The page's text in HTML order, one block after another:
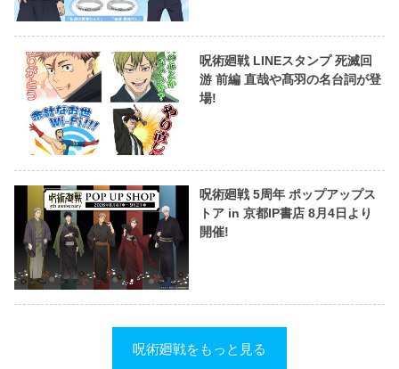
呪術廻戦 LINEスタンプ 死滅回
游 前編 直哉や髙羽の名台詞が登
場!
呪術廻戦 5周年 ポップアップス
トア in 京都IP書店 8月4日より
開催!
呪術廻戦をもっと見る